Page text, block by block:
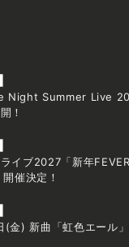
Night Summer Live
！
イブ2027「新年
催決定！
金) 新曲「虹色エール」